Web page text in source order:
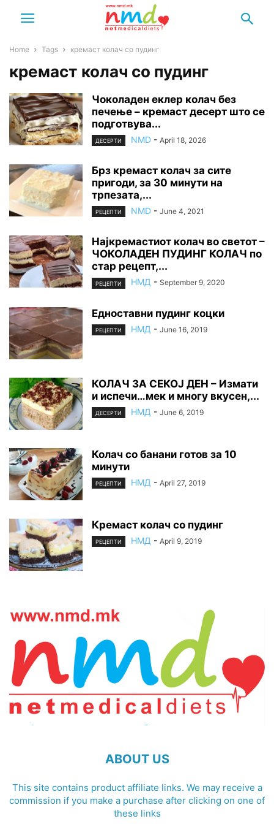
Home Tags кремаст колач со пудинг
кремаст колач со пудинг
Чоколаден еклер колач без
печење – кремаст десерт што се
подготвува...
ДЕСЕРТИ NMD - April 18, 2026
Брз кремаст колач за сите
пригоди, за 30 минути на
трпезата,...
РЕЦЕПТИ NMD - June 4, 2021
Најкремастиот колач во светот –
ЧОКОЛАДЕН ПУДИНГ КОЛАЧ по
стар рецепт,...
РЕЦЕПТИ НМД - September 9, 2020
Едноставни пудинг коцки
РЕЦЕПТИ НМД - June 16, 2019
КОЛАЧ ЗА СЕКОЈ ДЕН – Измати
и испечи…мек и многу вкусен,...
ДЕСЕРТИ НМД - June 6, 2019
Колач со банани готов за 10
минути
РЕЦЕПТИ НМД - April 27, 2019
Кремаст колач со пудинг
РЕЦЕПТИ НМД - April 9, 2019
ABOUT US
This site contains product affiliate links. We may receive a
commission if you make a purchase after clicking on one of
these links